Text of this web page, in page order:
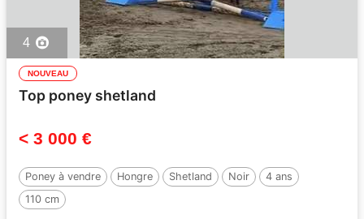
4
NOUVEAU
Top poney shetland
< 3 000 €
Poney à vendre Hongre Shetland Noir
4 ans
110 cm